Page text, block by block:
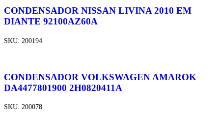
CONDENSADOR NISSAN LIVINA 2010 EM
DIANTE 92100AZ60A
SKU: 200194
CONDENSADOR VOLKSWAGEN AMAROK
DA4477801900 2H0820411A
SKU: 200078